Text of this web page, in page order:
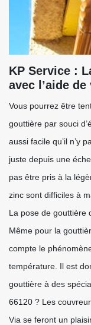
KP Service :
avec l’aide
Vous pourrez être
gouttière par souci
aussi facile qu’il n’y
juste depuis une
pas être pris à la
zinc sont difficiles à
La pose de gouttière
Même pour la
compte le
température. Il est
gouttière à des
66120 ? Les
Via se feront un